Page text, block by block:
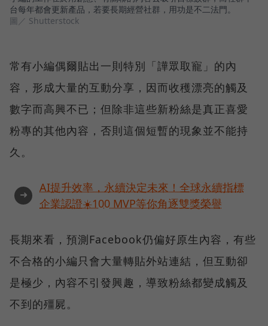
台每年都會更新產品，若要長期經營社群，用功是不二法門。
圖／ Shutterstock
常有小編偶爾貼出一則特別「譁眾取寵」的內
容，形成大量的互動分享，因而收穫漂亮的觸及
數字而高興不已；但除非這些新粉絲是真正喜愛
粉專的其他內容，否則這個短暫的現象並不能持
久。
➜
AI提升效率，永續決定未來！全球永續指標
企業認證☀️100 MVP等你角逐雙獎榮譽
長期來看，預測Facebook仍偏好原生內容，有些
不合格的小編只會大量轉貼外站連結，但互動卻
是極少，內容不引發興趣，導致粉絲都變成觸及
不到的殭屍。